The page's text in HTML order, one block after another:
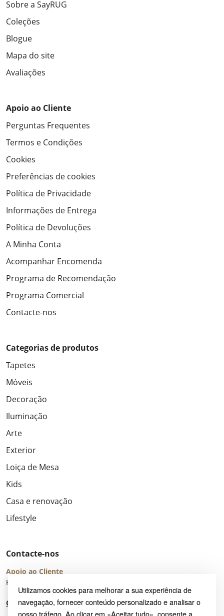
Utilizamos cookies para melhorar a sua experiência de
navegação, fornecer conteúdo personalizado e analisar o
nosso tráfego. Ao clicar em «Aceitar tudo», consente a
Sobre a SayRUG
Coleções
Blogue
Mapa do site
Avaliações
Apoio ao Cliente
Perguntas Frequentes
Termos e Condições
Cookies
Preferências de cookies
Política de Privacidade
Informações de Entrega
Política de Devoluções
A Minha Conta
Acompanhar Encomenda
Programa de Recomendação
Programa Comercial
Contacte-nos
Categorias de produtos
Tapetes
Móveis
Decoração
Iluminação
Arte
Exterior
Loiça de Mesa
Kids
Casa e renovação
Lifestyle
Contacte-nos
Apoio ao Cliente
Horário de Atendimento: seg – sex 8:00 – 16:00 (UTC+2)
Centro de Ajuda